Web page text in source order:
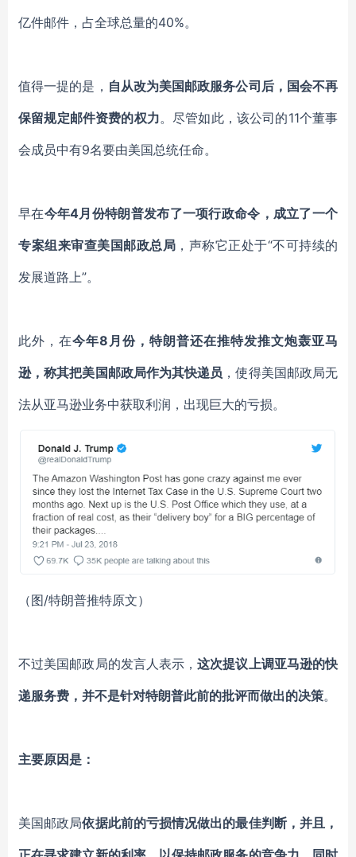
亿件邮件，占全球总量的40%。
值得一提的是， 自从改为美国邮政服务公司后，国会不再
保留规定邮件资费的权力。尽管如此，该公司的11个董事
会成员中有9名要由美国总统任命。
早在今年4月份特朗普发布了一项行政命令，成立了一个
专案组来审查美国邮政总局 ，声称它正处于“不可持续的
发展道路上”。
此外，在今年8月份，特朗普还在推特发推文炮轰亚马
逊，称其把美国邮政局作为其快递员 ，使得美国邮政局无
法从亚马逊业务中获取利润，出现巨大的亏损。
（图/特朗普推特原文）
不过美国邮政局的发言人表示，这次提议上调亚马逊的快
递服务费，并不是针对特朗普此前的批评而做出的决策。
主要原因是：
美国邮政局依据此前的亏损情况做出的最佳判断，并且，